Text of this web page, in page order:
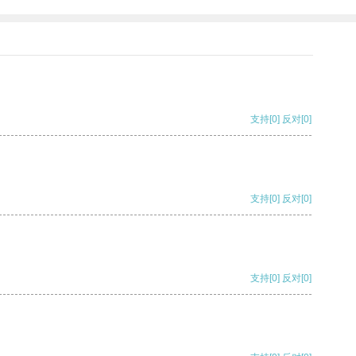
支持[0] 反对[0]
支持[0] 反对[0]
支持[0] 反对[0]